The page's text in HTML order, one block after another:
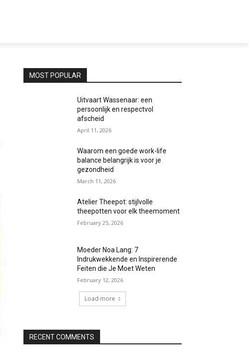
MOST POPULAR
Uitvaart Wassenaar: een
persoonlijk en respectvol
afscheid
April 11, 2026
Waarom een goede work-life
balance belangrijk is voor je
gezondheid
March 11, 2026
Atelier Theepot: stijlvolle
theepotten voor elk theemoment
February 25, 2026
Moeder Noa Lang: 7
Indrukwekkende en Inspirerende
Feiten die Je Moet Weten
February 12, 2026
Load more
RECENT COMMENTS